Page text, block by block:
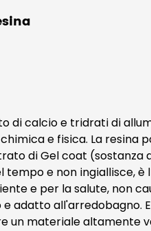
calcio e tridrati di
e fisica. La resina
di Gel coat
e non ingiallisce,
e per la salute, non
all'arredobagno.
un materiale altamente